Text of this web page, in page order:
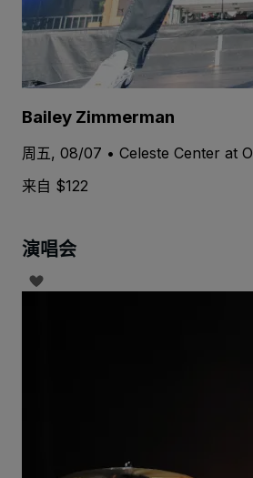
Bailey Zimmerman
周五, 08/07 • Celeste Center at
来自 $122
演唱会